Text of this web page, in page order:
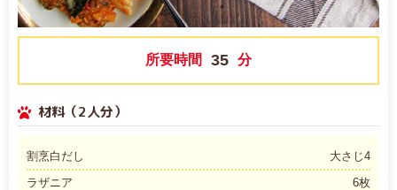
所要時間 35 分
材料（2人分）
割烹白だし
大さじ4
ラザニア
6枚